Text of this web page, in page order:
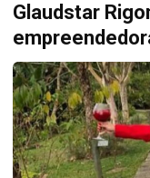
Glaudstar